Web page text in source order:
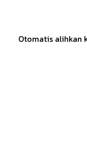
Otomatis alihkan